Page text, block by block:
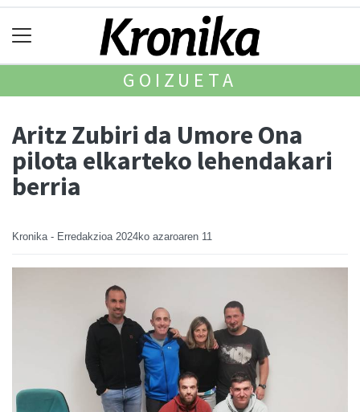
GOIZUETA
Aritz Zubiri da Umore Ona
pilota elkarteko lehendakari
berria
Kronika - Erredakzioa 2024ko azaroaren 11